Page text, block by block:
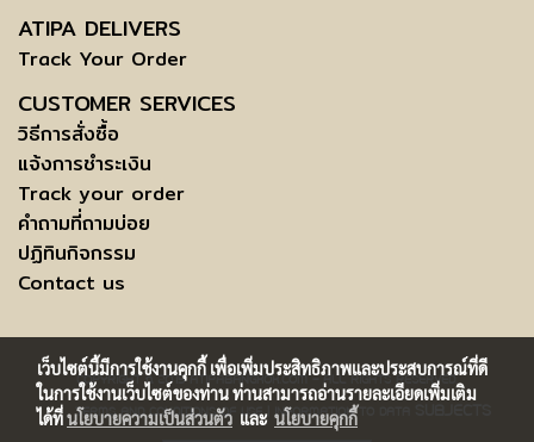
ATIPA DELIVERS
Track Your Order
CUSTOMER SERVICES
วิธีการสั่งซื้อ
แจ้งการชำระเงิน
Track your order
คำถามที่ถามบ่อย
ปฏิทินกิจกรรม
Contact us
COPYRIGHT © 2015 ATIPABANGKOK.COM - ALL RIGHTS RESERVED.
TERMS AND CONDITIONS OF USE | INFORMATION TO DATA
เว็บไซต์นี้มีการใช้งานคุกกี้ เพื่อเพิ่มประสิทธิภาพและประสบการณ์ที่ดี
ในการใช้งานเว็บไซต์ของท่าน ท่านสามารถอ่านรายละเอียดเพิ่มเติม
ได้ที่นโยบายความเป็นส่วนตัว และ นโยบายคุกกี้